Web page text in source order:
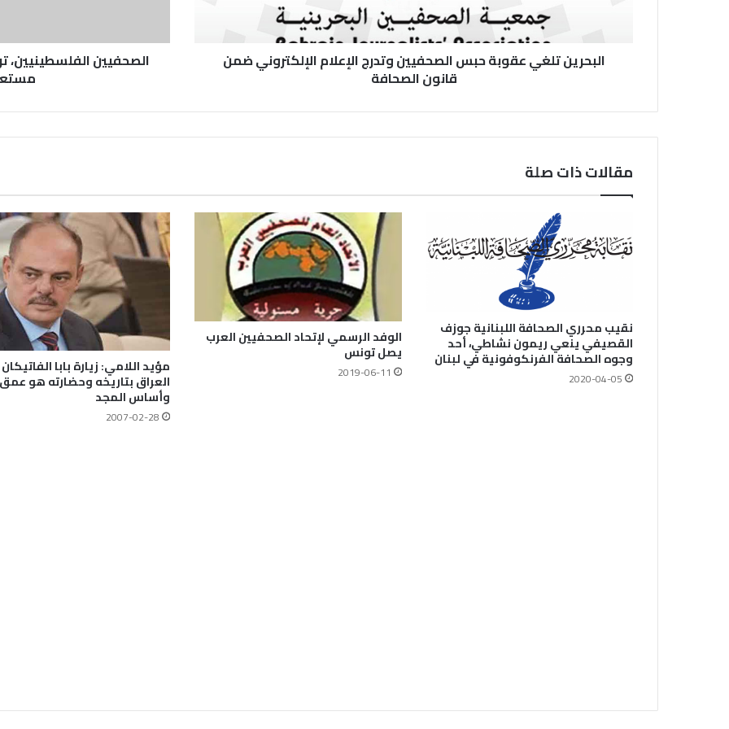
البحرين تلغي عقوبة حبس الصحفيين وتدرج الإعلام الإلكتروني ضمن
قانون الصحافة
الصحفيين الفلسطينيين،
مقالات ذات صلة
نقيب محرري الصحافة اللبنانية جوزف
القصيفي ينعي ريمون نشاطي، أحد
وجوه الصحافة الفرنكوفونية في لبنان
2020-04-05
الوفد الرسمي لإتحاد الصحفيين العرب
يصل تونس
2019-06-11 مؤيد اللامي: زيارة بابا
العراق بتاريخه وحضارته هو عمق
وأساس المجد
2007-02-28